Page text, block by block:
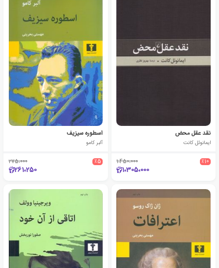
نقد عقل محض
ایمانوئل کانت
٪10 1،450،000
1،305،000
اسطوره سیزیف
آلبر کامو
٪5 275،000
261،250